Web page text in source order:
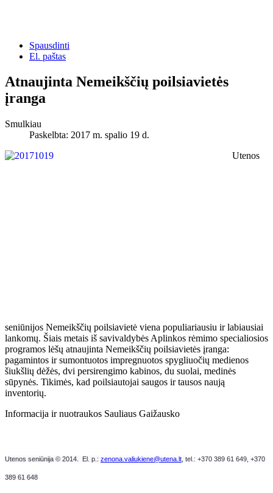
Spausdinti
El. paštas
Atnaujinta Nemeikščių poilsiavietės
įranga
Smulkiau
Paskelbta: 2017 m. spalio 19 d.
Utenos
seniūnijos Nemeikščių poilsiavietė viena populiariausiu ir labiausiai
lankomų. Šiais metais iš savivaldybės Aplinkos rėmimo specialiosios
programos lėšų atnaujinta Nemeikščių poilsiavietės įranga:
pagamintos ir sumontuotos impregnuotos spygliuočių medienos
šiukšlių dėžės, dvi persirengimo kabinos, du suolai, medinės
sūpynės. Tikimės, kad poilsiautojai saugos ir tausos naują
inventorių.
Informacija ir nuotraukos Sauliaus Gaižausko
Utenos seniūnija © 2014. El. p.: zenona.valiukiene@utena.lt , tel.: +370 389 61 649, +370
389 61 648